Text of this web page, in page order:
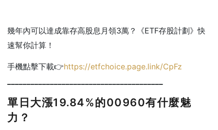
幾年內可以達成靠存高股息月領3萬？《ETF存股計劃》快
速幫你計算！
手機點擊下載👉https://etfchoice.page.link/CpFz
單日大漲19.84%的00960有什麼魅
力？